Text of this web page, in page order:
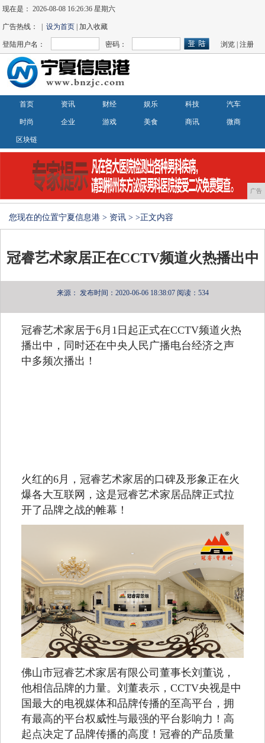
现在是：2026-08-08 16:26:37 星期六
广告热线： |设为首页 | 加入收藏
登陆用户名： 密码： 浏览 |注册
首页 资讯 财经 娱乐 科技 汽车
时尚 企业 游戏 美食 商讯 微商
区块链
广告
您现在的位置宁夏信息港 > 资讯 > >正文内容
冠睿艺术家居正在CCTV频道火热播出中
来源： 发布时间：2020-06-06 18:38:07 阅读：534
冠睿艺术家居于6月1日起正式在CCTV频道火热
播出中，同时还在中央人民广播电台经济之声
中多频次播出！
火红的6月，冠睿艺术家居的口碑及形象正在火
爆各大互联网，这是冠睿艺术家居品牌正式拉
开了品牌之战的帷幕！
佛山市冠睿艺术家居有限公司董事长刘董说，
他相信品牌的力量。刘董表示，CCTV央视是中
国最大的电视媒体和品牌传播的至高平台，拥
有最高的平台权威性与最强的平台影响力！高
起点决定了品牌传播的高度！冠睿的产品质量